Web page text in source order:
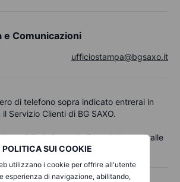
POLITICA SUI COOKIE
utilizzano i cookie per offrire all'utente
esperienza di navigazione, abilitando,
e Comunicazioni
ufficiostampa@bgsaxo.it
di telefono sopra indicato entrerai in
Servizio Clienti di BG SAXO.
in lingua italiana dalle ore 9 alle